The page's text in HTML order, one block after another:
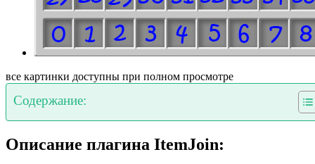
все картинки доступны при полном просмотре
Содержание:
Описание плагина ItemJoin: